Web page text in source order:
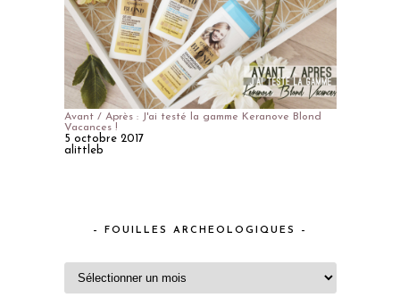
Avant / Après : J'ai testé la gamme Keranove Blond
Vacances !
5 octobre 2017
alittleb
– FOUILLES ARCHEOLOGIQUES –